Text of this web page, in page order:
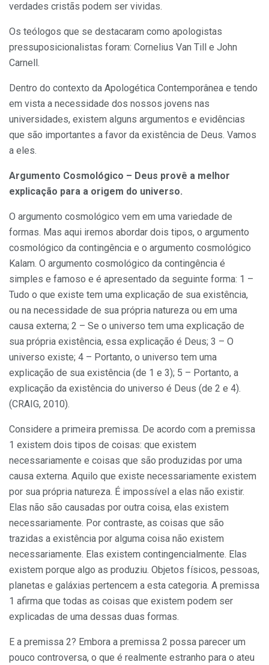
verdades cristãs podem ser vividas.
Os teólogos que se destacaram como apologistas
pressuposicionalistas foram: Cornelius Van Till e John
Carnell.
Dentro do contexto da Apologética Contemporânea e tendo
em vista a necessidade dos nossos jovens nas
universidades, existem alguns argumentos e evidências
que são importantes a favor da existência de Deus. Vamos
a eles.
Argumento Cosmológico – Deus provê a melhor
explicação para a origem do universo.
O argumento cosmológico vem em uma variedade de
formas. Mas aqui iremos abordar dois tipos, o argumento
cosmológico da contingência e o argumento cosmológico
Kalam. O argumento cosmológico da contingência é
simples e famoso e é apresentado da seguinte forma: 1 –
Tudo o que existe tem uma explicação de sua existência,
ou na necessidade de sua própria natureza ou em uma
causa externa; 2 – Se o universo tem uma explicação de
sua própria existência, essa explicação é Deus; 3 – O
universo existe; 4 – Portanto, o universo tem uma
explicação de sua existência (de 1 e 3); 5 – Portanto, a
explicação da existência do universo é Deus (de 2 e 4).
(CRAIG, 2010).
Considere a primeira premissa. De acordo com a premissa
1 existem dois tipos de coisas: que existem
necessariamente e coisas que são produzidas por uma
causa externa. Aquilo que existe necessariamente existem
por sua própria natureza. É impossível a elas não existir.
Elas não são causadas por outra coisa, elas existem
necessariamente. Por contraste, as coisas que são
trazidas a existência por alguma coisa não existem
necessariamente. Elas existem contingencialmente. Elas
existem porque algo as produziu. Objetos físicos, pessoas,
planetas e galáxias pertencem a esta categoria. A premissa
1 afirma que todas as coisas que existem podem ser
explicadas de uma dessas duas formas.
E a premissa 2? Embora a premissa 2 possa parecer um
pouco controversa, o que é realmente estranho para o ateu